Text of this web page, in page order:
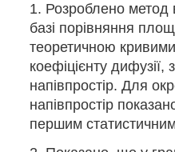
1. Розроблено метод
базі порівняння
теоретичною
коефіцієнту
напівпростір. Для
напівпростір
першим